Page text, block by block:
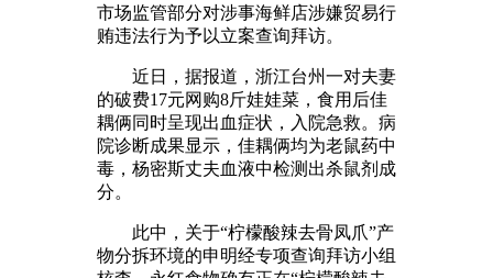
市场监管部分对涉事海鲜店涉嫌贸易行
贿违法行为予以立案查询拜访。
近日，据报道，浙江台州一对夫妻
的破费17元网购8斤娃娃菜，食用后佳
耦俩同时呈现出血症状，入院急救。病
院诊断成果显示，佳耦俩均为老鼠药中
毒，杨密斯丈夫血液中检测出杀鼠剂成
分。
此中，关于“柠檬酸辣去骨凤爪”产
物分拆环境的申明经专项查询拜访小组